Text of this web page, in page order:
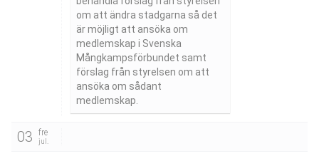
om att ändra stadgarna så det
är möjligt att ansöka om
medlemskap i Svenska
Mångkampsförbundet samt
förslag från styrelsen om att
ansöka om sådant
medlemskap.
03 fre
jul.